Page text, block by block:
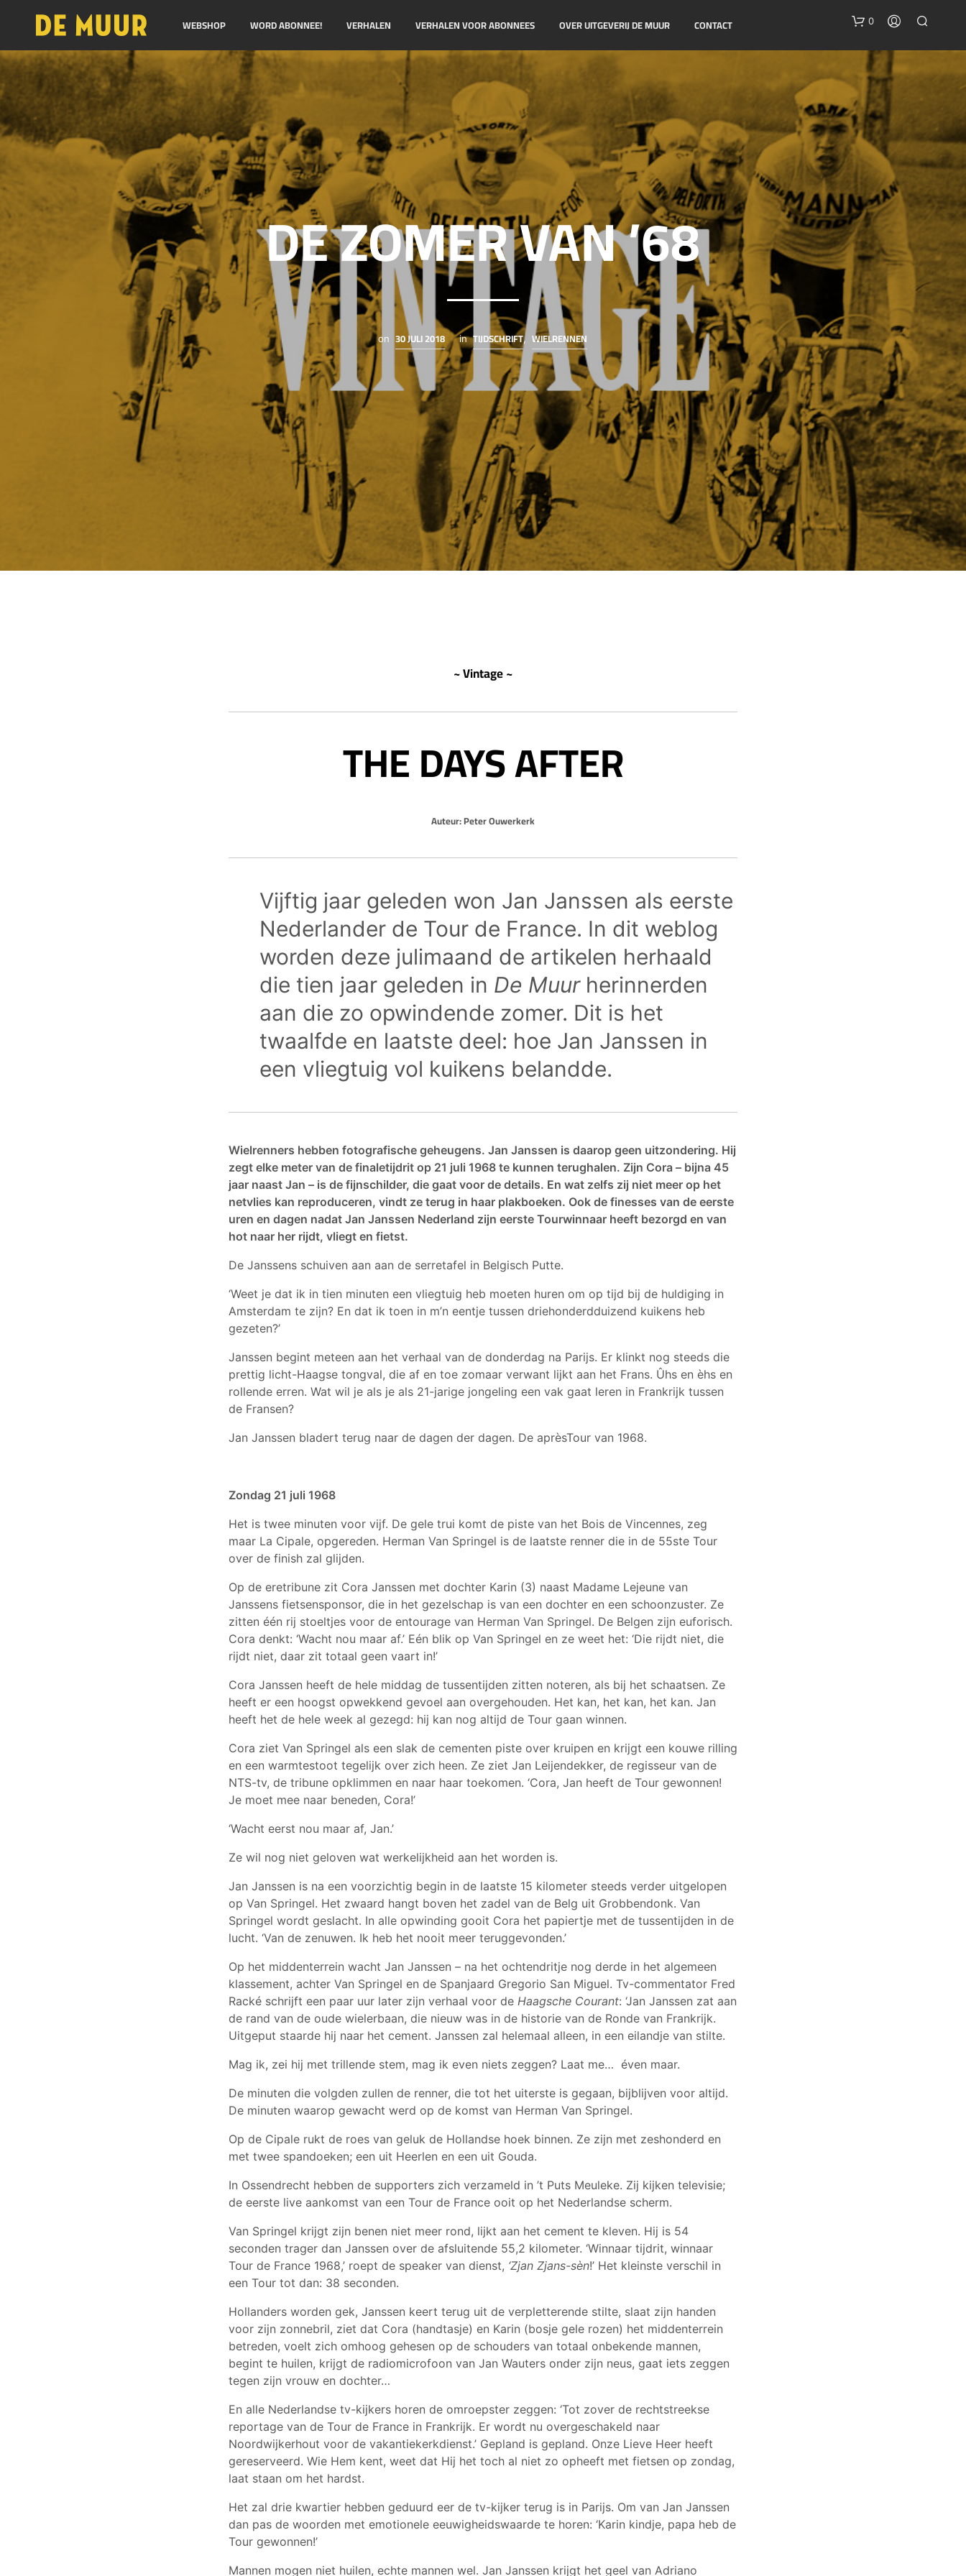
WEBSHOP WORD ABONNEE! VERHALEN VERHALEN VOOR ABONNEES OVER UITGEVERIJ DE MUUR CONTACT 0
G
E
P
R
T
E
N
I
N
D
E
W
I
N
K
E
L
W
A
DE ZOMER VAN ’68
on 30 JULI 2018 in TIJDSCHRIFT, WIELRENNEN
~ Vintage ~
THE DAYS AFTER
Auteur:Peter Ouwerkerk
Vijftig jaar geleden won Jan Janssen als eerste
Nederlander de Tour de France. In dit weblog
worden deze julimaand de artikelen herhaald
die tien jaar geleden in De Muurherinnerden
aan die zo opwindende zomer. Dit is het
twaalfde en laatste deel: hoe Jan Janssen in
een vliegtuig vol kuikens belandde.
Wielrenners hebben fotografische geheugens. Jan Janssen is daarop geen uitzondering. Hij
zegt elke meter van de finaletijdrit op 21 juli 1968 te kunnen terughalen. Zijn Cora – bijna 45
jaar naast Jan – is de fijnschilder, die gaat voor de details. En wat zelfs zij niet meer op het
netvlies kan reproduceren, vindt ze terug in haar plakboeken. Ook de finesses van de eerste
uren en dagen nadat Jan Janssen Nederland zijn eerste Tourwinnaar heeft bezorgd en van
hot naar her rijdt, vliegt en fietst.
De Janssens schuiven aan aan de serretafel in Belgisch Putte.
‘Weet je dat ik in tien minuten een vliegtuig heb moeten huren om op tijd bij de huldiging in
Amsterdam te zijn? En dat ik toen in m’n eentje tussen driehonderdduizend kuikens heb
gezeten?’
Janssen begint meteen aan het verhaal van de donderdag na Parijs. Er klinkt nog steeds die
prettig licht-Haagse tongval, die af en toe zomaar verwant lijkt aan het Frans. Ûhs en èhs en
rollende erren. Wat wil je als je als 21-jarige jongeling een vak gaat leren in Frankrijk tussen
de Fransen?
Jan Janssen bladert terug naar de dagen der dagen. De aprèsTour van 1968.
Zondag 21 juli 1968
Het is twee minuten voor vijf. De gele trui komt de piste van het Bois de Vincennes, zeg
maar La Cipale, opgereden. Herman Van Springel is de laatste renner die in de 55ste Tour
over de finish zal glijden.
Op de eretribune zit Cora Janssen met dochter Karin (3) naast Madame Lejeune van
Janssens fietsensponsor, die in het gezelschap is van een dochter en een schoonzuster. Ze
zitten één rij stoeltjes voor de entourage van Herman Van Springel. De Belgen zijn euforisch.
Cora denkt: ‘Wacht nou maar af.’ Eén blik op Van Springel en ze weet het: ‘Die rijdt niet, die
rijdt niet, daar zit totaal geen vaart in!’
Cora Janssen heeft de hele middag de tussentijden zitten noteren, als bij het schaatsen. Ze
heeft er een hoogst opwekkend gevoel aan overgehouden. Het kan, het kan, het kan. Jan
heeft het de hele week al gezegd: hij kan nog altijd de Tour gaan winnen.
Cora ziet Van Springel als een slak de cementen piste over kruipen en krijgt een kouwe rilling
en een warmtestoot tegelijk over zich heen. Ze ziet Jan Leijendekker, de regisseur van de
NTS-tv, de tribune opklimmen en naar haar toekomen. ‘Cora, Jan heeft de Tour gewonnen!
Je moet mee naar beneden, Cora!’
‘Wacht eerst nou maar af, Jan.’
Ze wil nog niet geloven wat werkelijkheid aan het worden is.
Jan Janssen is na een voorzichtig begin in de laatste 15 kilometer steeds verder uitgelopen
op Van Springel. Het zwaard hangt boven het zadel van de Belg uit Grobbendonk. Van
Springel wordt geslacht. In alle opwinding gooit Cora het papiertje met de tussentijden in de
lucht. ‘Van de zenuwen. Ik heb het nooit meer teruggevonden.’
Op het middenterrein wacht Jan Janssen – na het ochtendritje nog derde in het algemeen
klassement, achter Van Springel en de Spanjaard Gregorio San Miguel. Tv-commentator Fred
Racké schrijft een paar uur later zijn verhaal voor de Haagsche Courant: ‘Jan Janssen zat aan
de rand van de oude wielerbaan, die nieuw was in de historie van de Ronde van Frankrijk.
Uitgeput staarde hij naar het cement. Janssen zal helemaal alleen, in een eilandje van stilte.
Mag ik, zei hij met trillende stem, mag ik even niets zeggen? Laat me… éven maar.
De minuten die volgden zullen de renner, die tot het uiterste is gegaan, bijblijven voor altijd.
De minuten waarop gewacht werd op de komst van Herman Van Springel.
Op de Cipale rukt de roes van geluk de Hollandse hoek binnen. Ze zijn met zeshonderd en
met twee spandoeken; een uit Heerlen en een uit Gouda.
In Ossendrecht hebben de supporters zich verzameld in ’t Puts Meuleke. Zij kijken televisie;
de eerste live aankomst van een Tour de France ooit op het Nederlandse scherm.
Van Springel krijgt zijn benen niet meer rond, lijkt aan het cement te kleven. Hij is 54
seconden trager dan Janssen over de afsluitende 55,2 kilometer. ‘Winnaar tijdrit, winnaar
Tour de France 1968,’ roept de speaker van dienst, ‘Zjan Zjans-sèn!’ Het kleinste verschil in
een Tour tot dan: 38 seconden.
Hollanders worden gek, Janssen keert terug uit de verpletterende stilte, slaat zijn handen
voor zijn zonnebril, ziet dat Cora (handtasje) en Karin (bosje gele rozen) het middenterrein
betreden, voelt zich omhoog gehesen op de schouders van totaal onbekende mannen,
begint te huilen, krijgt de radiomicrofoon van Jan Wauters onder zijn neus, gaat iets zeggen
tegen zijn vrouw en dochter…
En alle Nederlandse tv-kijkers horen de omroepster zeggen: ‘Tot zover de rechtstreekse
reportage van de Tour de France in Frankrijk. Er wordt nu overgeschakeld naar
Noordwijkerhout voor de vakantiekerkdienst.’ Gepland is gepland. Onze Lieve Heer heeft
gereserveerd. Wie Hem kent, weet dat Hij het toch al niet zo opheeft met fietsen op zondag,
laat staan om het hardst.
Het zal drie kwartier hebben geduurd eer de tv-kijker terug is in Parijs. Om van Jan Janssen
dan pas de woorden met emotionele eeuwigheidswaarde te horen: ‘Karin kindje, papa heb de
Tour gewonnen!’
Mannen mogen niet huilen, echte mannen wel. Jan Janssen krijgt het geel van Adriano